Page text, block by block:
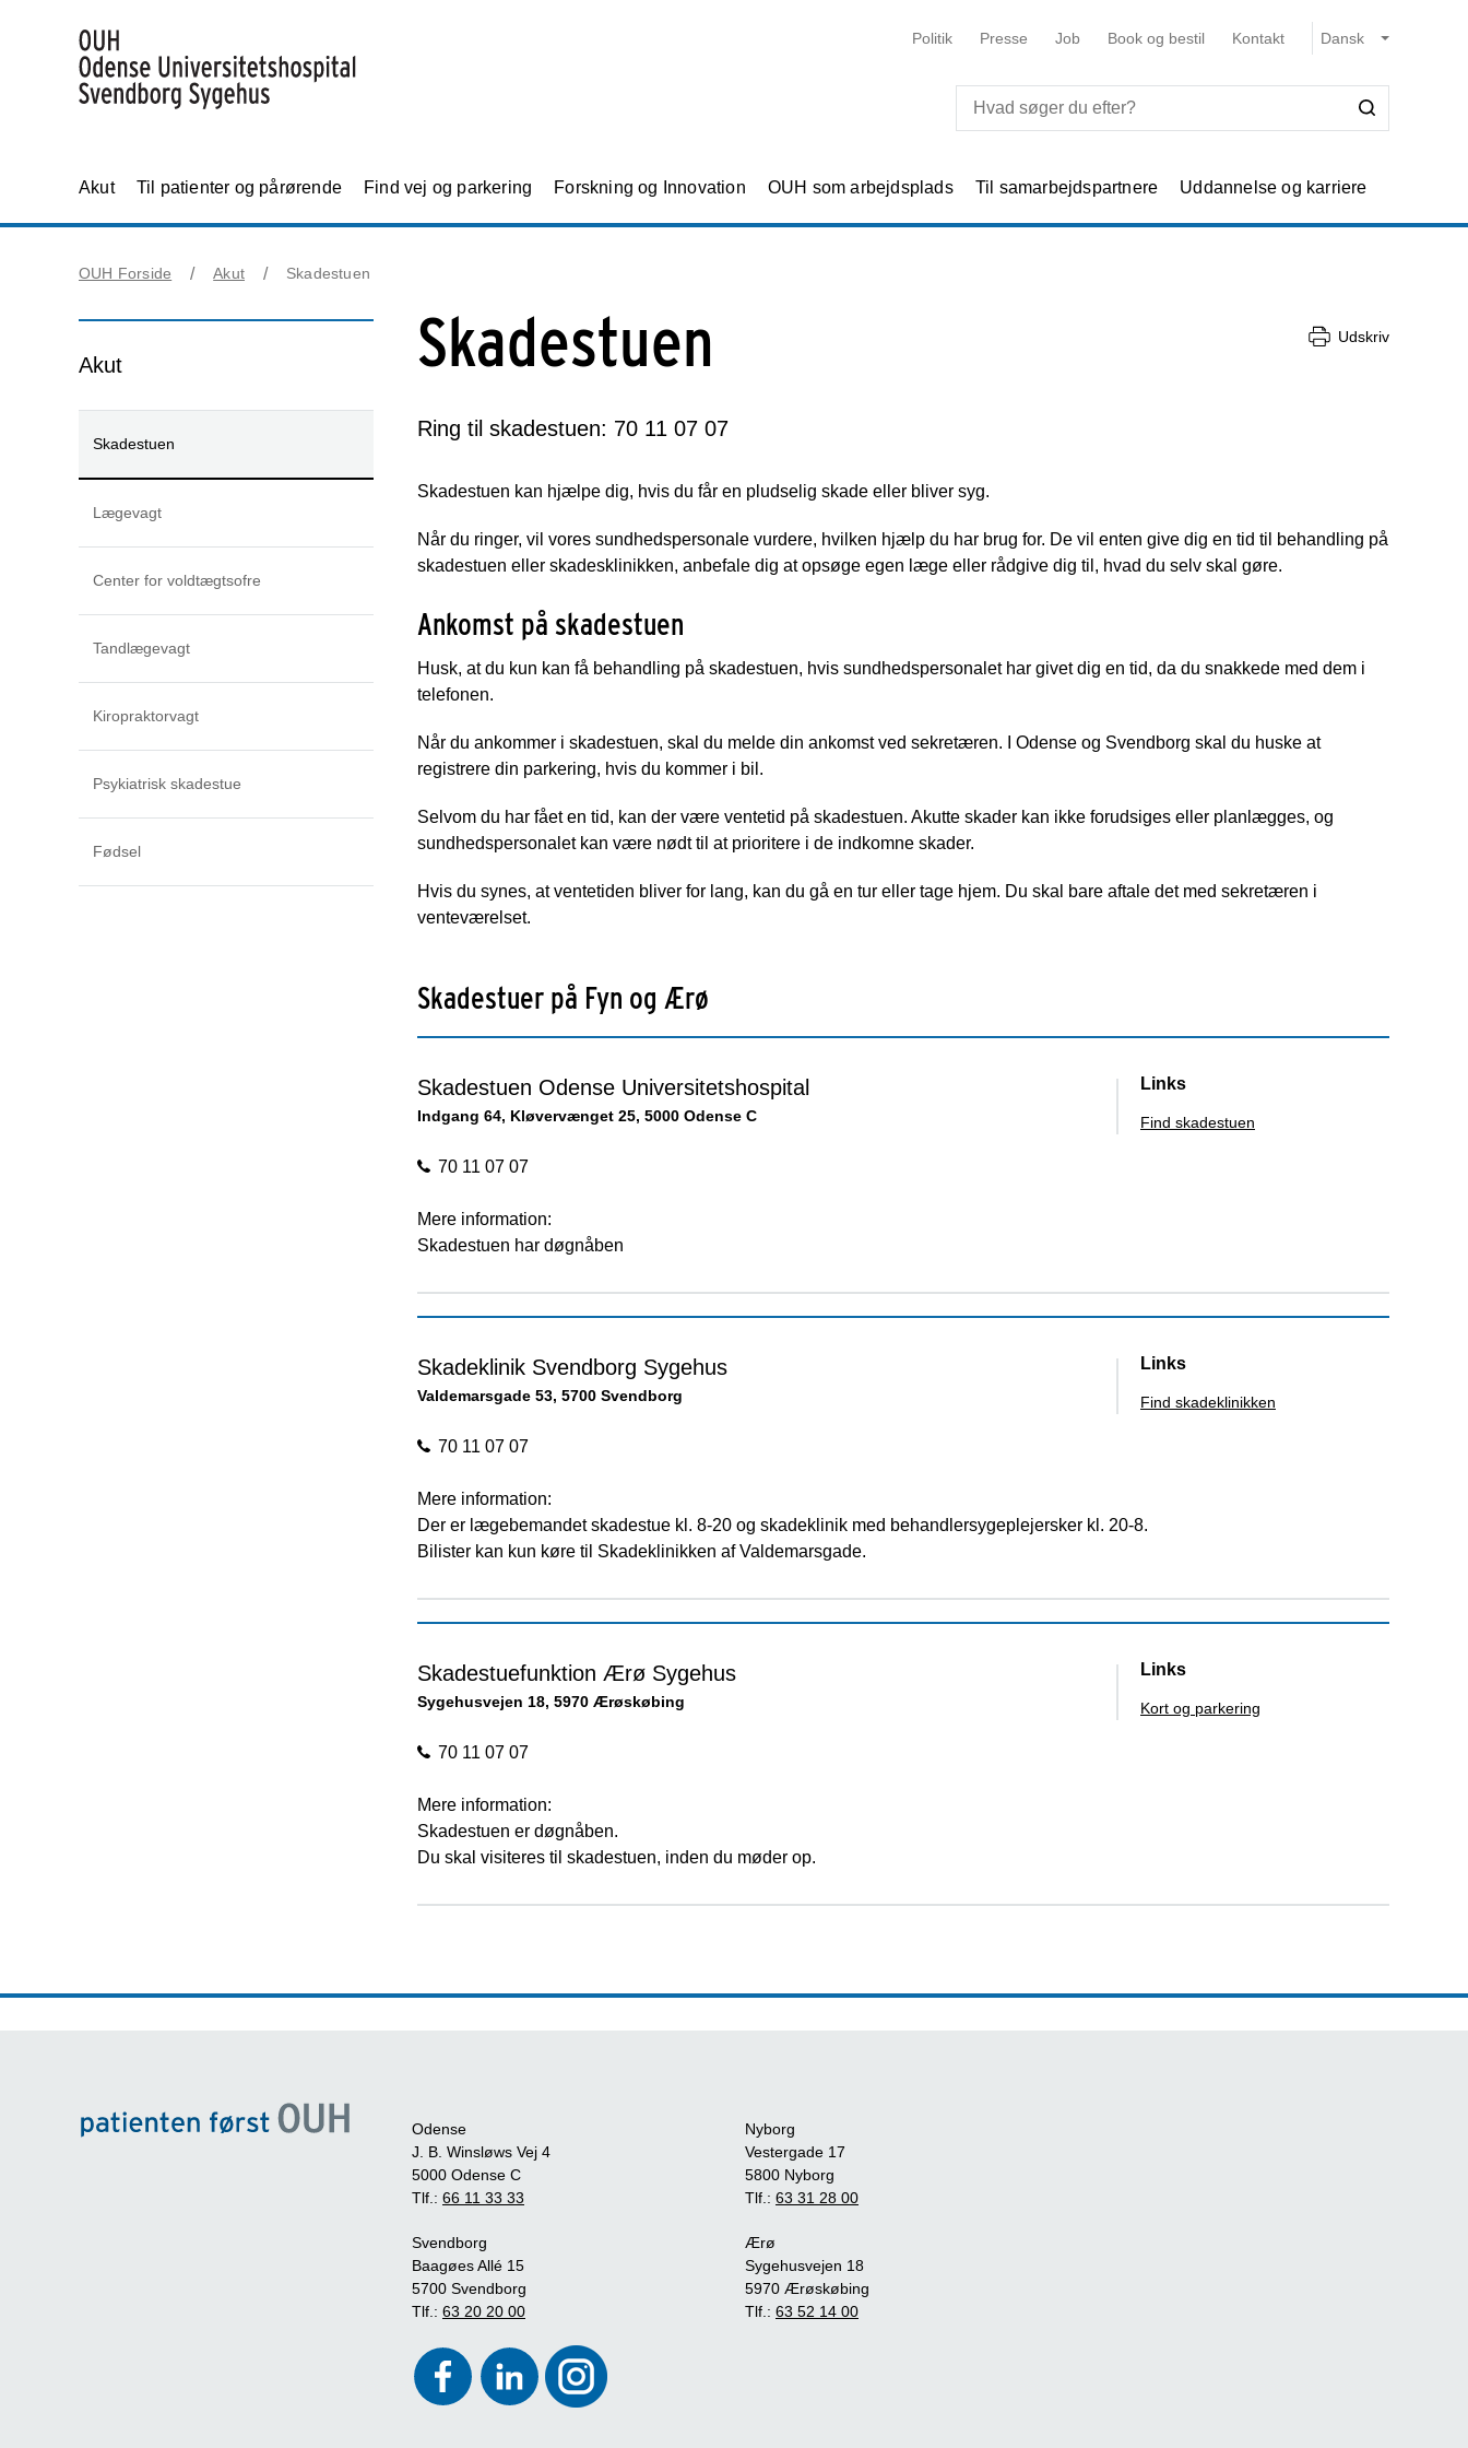
Politik Presse Job Book og bestil Kontakt
Akut Til patienter og pårørende Find vej og parkering Forskning og Innovation OUH som arbejdsplads Til samarbejdspartnere Uddannelse og karriere
OUH Forside Akut Skadestuen
Akut
Skadestuen
Lægevagt
Center for voldtægtsofre
Tandlægevagt
Kiropraktorvagt
Psykiatrisk skadestue
Fødsel
Skadestuen Udskriv
Ring til skadestuen: 70 11 07 07
Skadestuen kan hjælpe dig, hvis du får en pludselig skade eller bliver syg.
Når du ringer, vil vores sundhedspersonale vurdere, hvilken hjælp du har brug for. De vil enten give dig en tid til behandling på
skadestuen eller skadesklinikken, anbefale dig at opsøge egen læge eller rådgive dig til, hvad du selv skal gøre.
Ankomst på skadestuen
Husk, at du kun kan få behandling på skadestuen, hvis sundhedspersonalet har givet dig en tid, da du snakkede med dem i
telefonen.
Når du ankommer i skadestuen, skal du melde din ankomst ved sekretæren. I Odense og Svendborg skal du huske at
registrere din parkering, hvis du kommer i bil.
Selvom du har fået en tid, kan der være ventetid på skadestuen. Akutte skader kan ikke forudsiges eller planlægges, og
sundhedspersonalet kan være nødt til at prioritere i de indkomne skader.
Hvis du synes, at ventetiden bliver for lang, kan du gå en tur eller tage hjem. Du skal bare aftale det med sekretæren i
venteværelset.
Skadestuer på Fyn og Ærø
Links
Find skadestuen
Skadestuen Odense Universitetshospital
Indgang 64, Kløvervænget 25, 5000 Odense C
70 11 07 07
Mere information:
Skadestuen har døgnåben
Links
Find skadeklinikken
Skadeklinik Svendborg Sygehus
Valdemarsgade 53, 5700 Svendborg
70 11 07 07
Mere information:
Der er lægebemandet skadestue kl. 8-20 og skadeklinik med behandlersygeplejersker kl. 20-8.
Bilister kan kun køre til Skadeklinikken af Valdemarsgade.
Links
Kort og parkering
Skadestuefunktion Ærø Sygehus
Sygehusvejen 18, 5970 Ærøskøbing
70 11 07 07
Mere information:
Skadestuen er døgnåben.
Du skal visiteres til skadestuen, inden du møder op.
Odense
J. B. Winsløws Vej 4
5000 Odense C
Tlf.: 66 11 33 33
Svendborg
Baagøes Allé 15
5700 Svendborg
Tlf.: 63 20 20 00
Nyborg
Vestergade 17
5800 Nyborg
Tlf.: 63 31 28 00
Ærø
Sygehusvejen 18
5970 Ærøskøbing
Tlf.: 63 52 14 00